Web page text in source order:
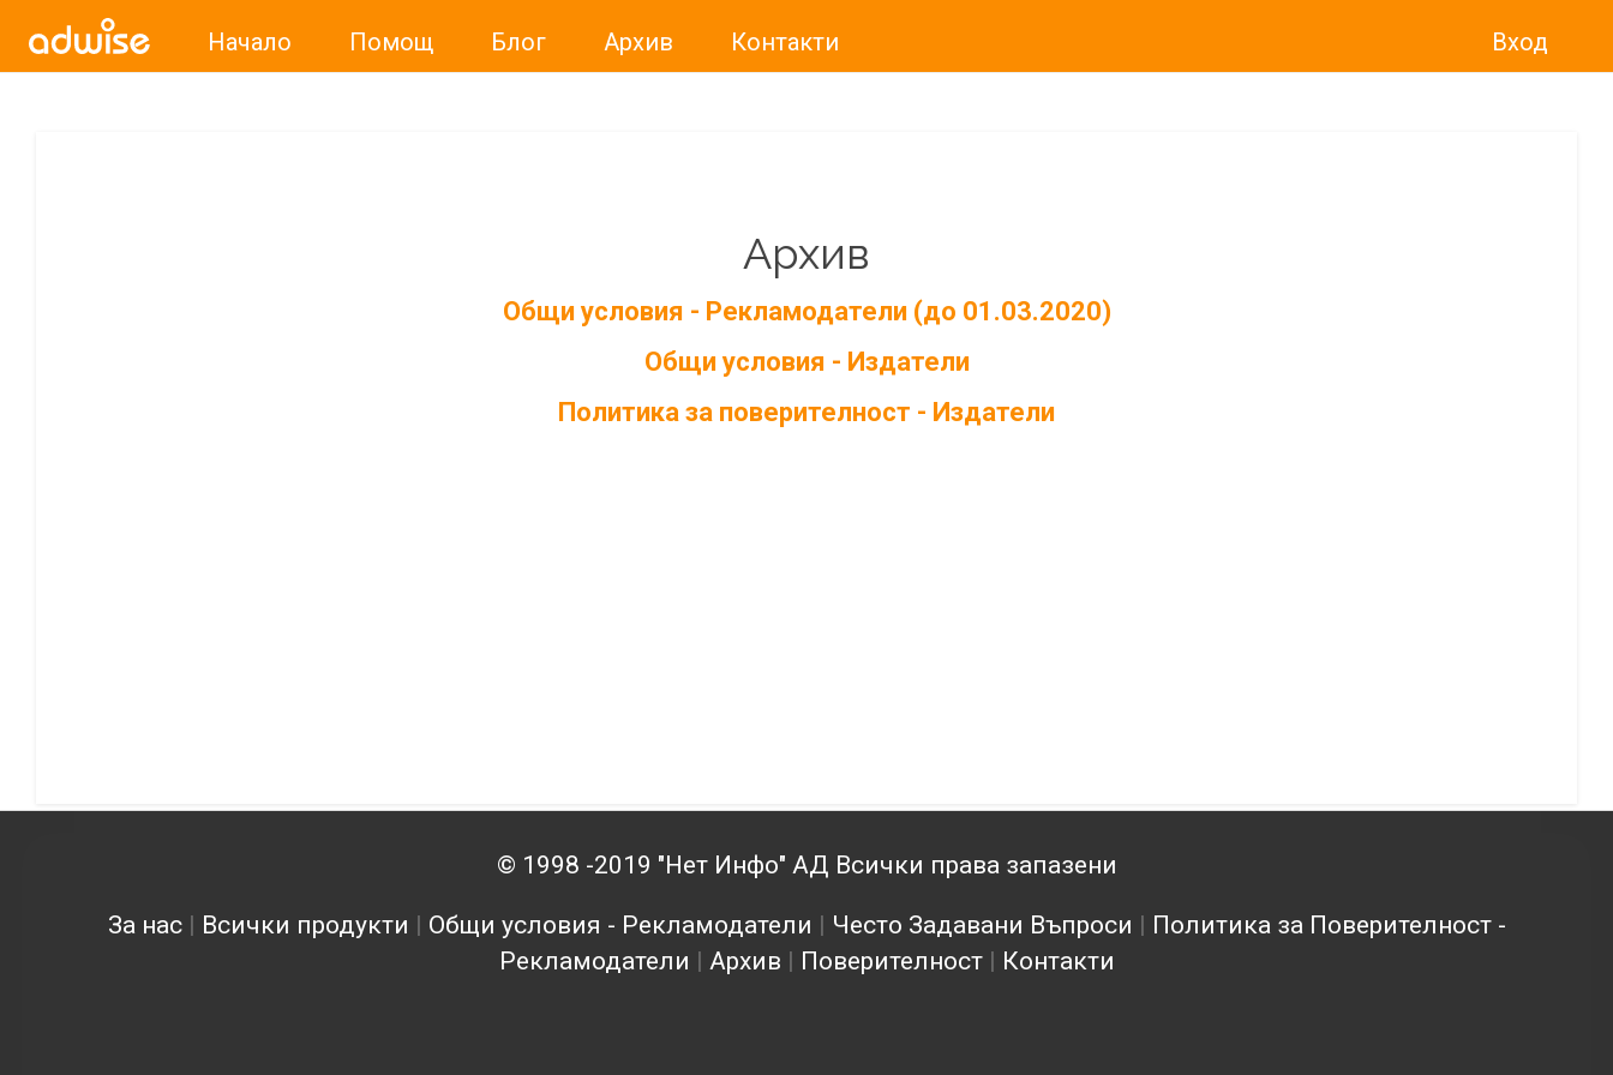
Начало Помощ Блог Архив Контакти Вход
Архив
Общи условия - Рекламодатели (до 01.03.2020)
Общи условия - Издатели
Политика за поверителност - Издатели
© 1998 -2019 "Нет Инфо" АД Всички права запазени
За нас| Всички продукти | Общи условия - Рекламодатели | Често Задавани Въпроси | Политика за Поверителност -
Рекламодатели | Архив | Поверителност| Контакти